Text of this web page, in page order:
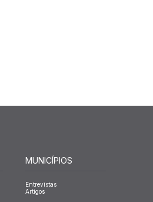
MUNICÍPIOS
Entrevistas
Artigos